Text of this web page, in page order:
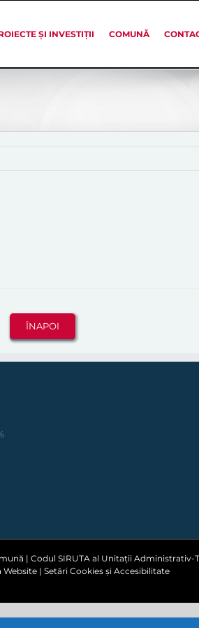
ȘI INVESTIȚII COMUNĂ
| Codul SIRUTA al Unitații Administrativ-
Website| Setări Cookies și Accesibilitate